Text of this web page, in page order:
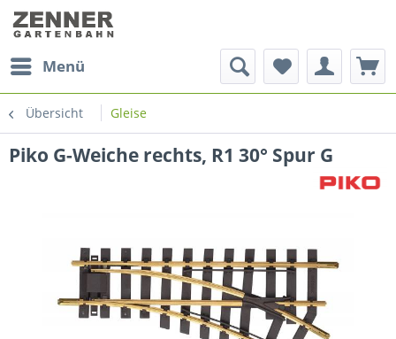
Menü
Übersicht Gleise
Piko G-Weiche rechts, R1 30° Spur G